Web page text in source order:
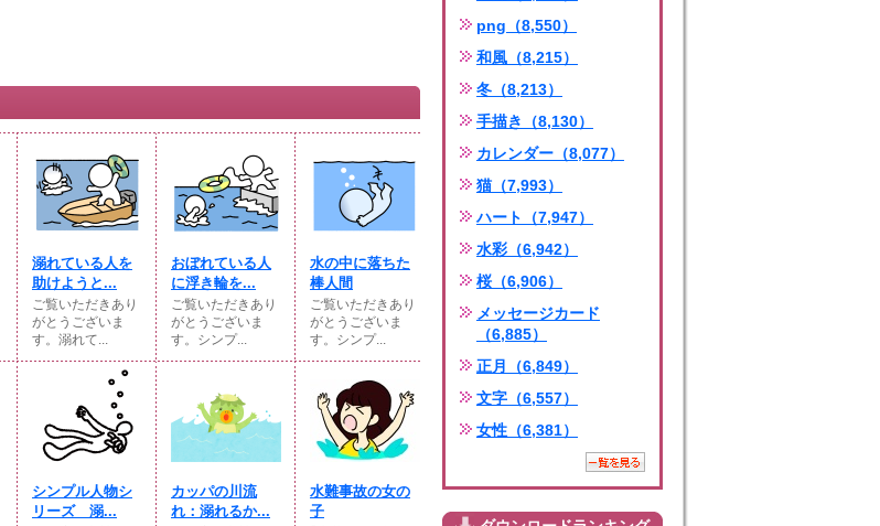
溺れている人を
助けようと...
ご覧いただきあり
がとうございま
す。溺れて...
おぼれている人
に浮き輪を...
ご覧いただきあり
がとうございま
す。シンプ...
水の中に落ちた
棒人間
ご覧いただきあり
がとうございま
す。シンプ...
シンプル人物シ
リーズ 溺...
カッパの川流
れ：溺れるか...
水難事故の女の
子
png（8,550）
和風（8,215）
冬（8,213）
手描き（8,130）
カレンダー（8,077）
猫（7,993）
ハート（7,947）
水彩（6,942）
桜（6,906）
メッセージカード
（6,885）
正月（6,849）
文字（6,557）
女性（6,381）